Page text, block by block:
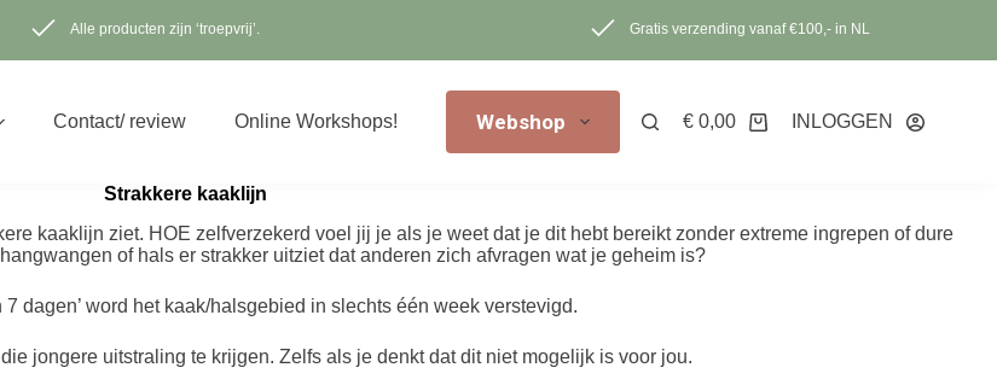
Alle producten zijn ‘troepvrij’. Gratis verzending vanaf €100,- in NL
Contact/ review Online Workshops! Webshop Winkelwagen
€0,00 INLOGGEN
Strakkere kaaklijn
kaaklijn ziet. HOE zelfverzekerd voel jij je als je weet dat je dit hebt bereikt zonder extreme ingrepen of dure
of hals er strakker uitziet dat anderen zich afvragen wat je geheim is?
7 dagen’ word het kaak/halsgebied in slechts één week verstevigd.
jongere uitstraling te krijgen. Zelfs als je denkt dat dit niet mogelijk is voor jou.